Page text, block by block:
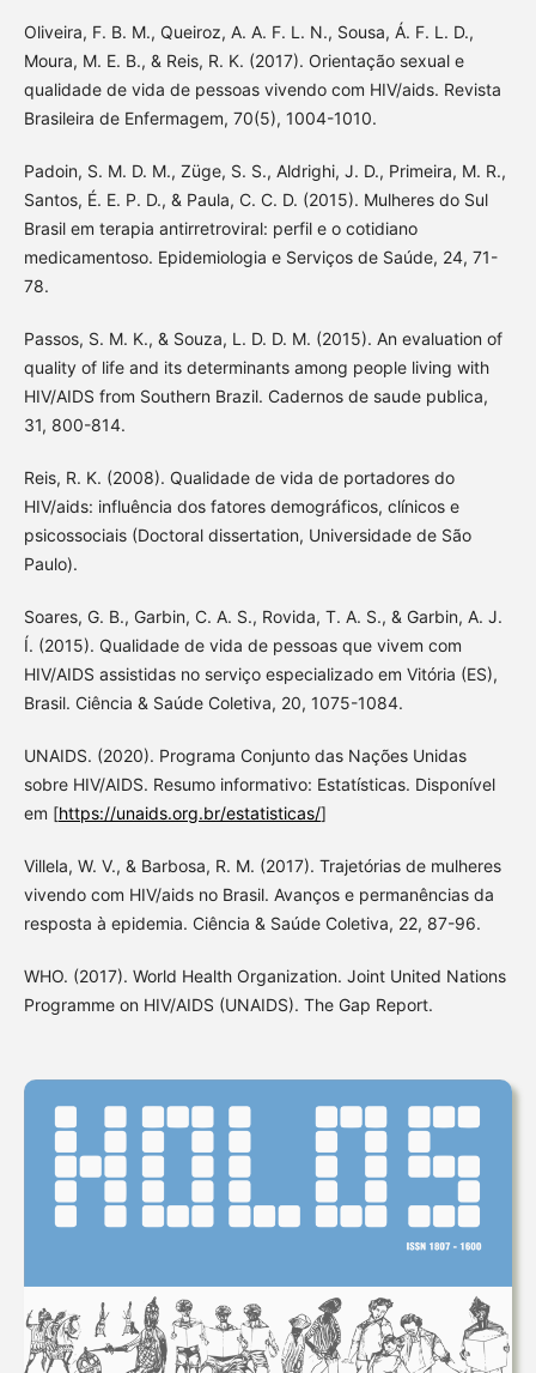
Oliveira, F. B. M., Queiroz, A. A. F. L. N., Sousa, Á. F. L. D.,
Moura, M. E. B., & Reis, R. K. (2017). Orientação sexual e
qualidade de vida de pessoas vivendo com HIV/aids. Revista
Brasileira de Enfermagem, 70(5), 1004-1010.
Padoin, S. M. D. M., Züge, S. S., Aldrighi, J. D., Primeira, M. R.,
Santos, É. E. P. D., & Paula, C. C. D. (2015). Mulheres do Sul
Brasil em terapia antirretroviral: perfil e o cotidiano
medicamentoso. Epidemiologia e Serviços de Saúde, 24, 71-
78.
Passos, S. M. K., & Souza, L. D. D. M. (2015). An evaluation of
quality of life and its determinants among people living with
HIV/AIDS from Southern Brazil. Cadernos de saude publica,
31, 800-814.
Reis, R. K. (2008). Qualidade de vida de portadores do
HIV/aids: influência dos fatores demográficos, clínicos e
psicossociais (Doctoral dissertation, Universidade de São
Paulo).
Soares, G. B., Garbin, C. A. S., Rovida, T. A. S., & Garbin, A. J.
Í. (2015). Qualidade de vida de pessoas que vivem com
HIV/AIDS assistidas no serviço especializado em Vitória (ES),
Brasil. Ciência & Saúde Coletiva, 20, 1075-1084.
UNAIDS. (2020). Programa Conjunto das Nações Unidas
sobre HIV/AIDS. Resumo informativo: Estatísticas. Disponível
em [https://unaids.org.br/estatisticas/]
Villela, W. V., & Barbosa, R. M. (2017). Trajetórias de mulheres
vivendo com HIV/aids no Brasil. Avanços e permanências da
resposta à epidemia. Ciência & Saúde Coletiva, 22, 87-96.
WHO. (2017). World Health Organization. Joint United Nations
Programme on HIV/AIDS (UNAIDS). The Gap Report.